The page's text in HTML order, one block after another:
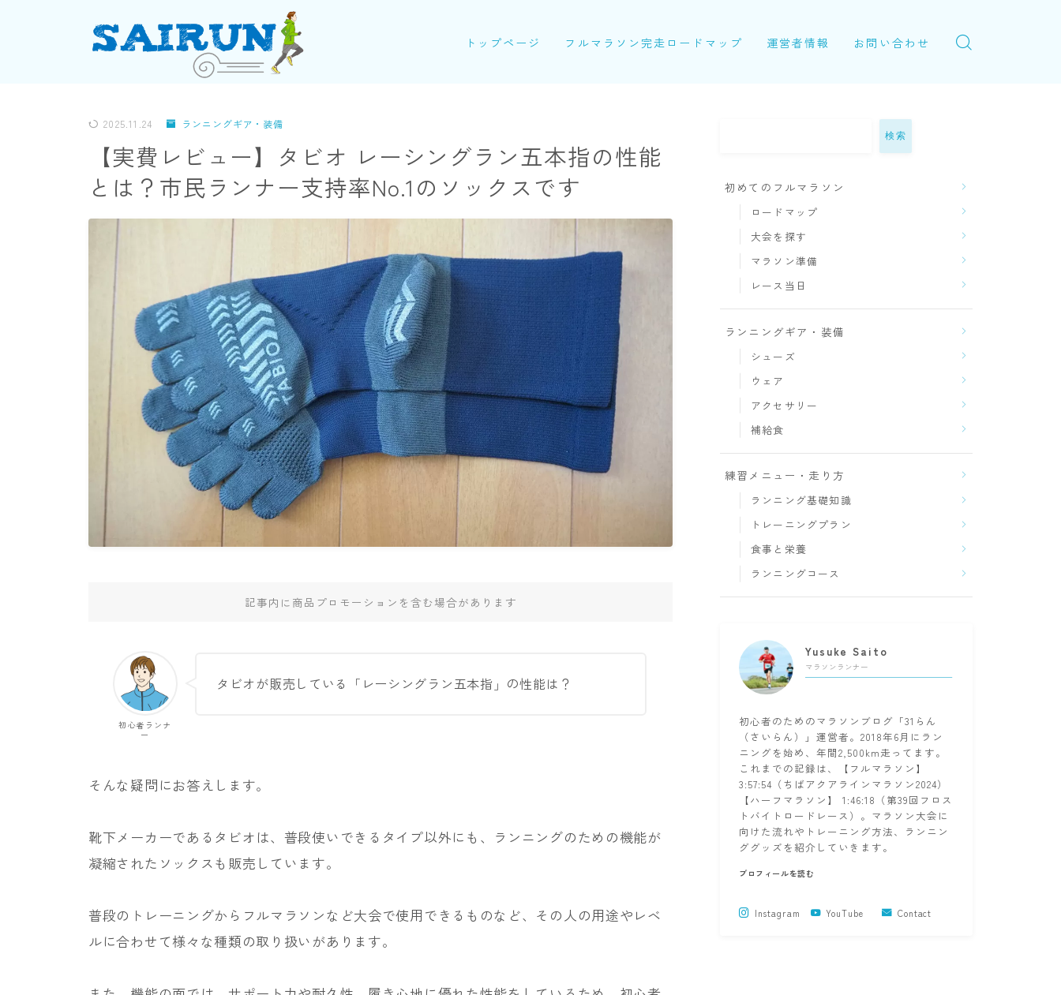
トップページ フルマラソン完走ロードマップ 運営者情報 お問い合わせ
2025.11.24 ランニングギア・装備
【実費レビュー】タビオ レーシングラン五本指の性能
とは？市民ランナー支持率No.1のソックスです
記事内に商品プロモーションを含む場合があります
初心者ランナ
ー
タビオが販売している「レーシングラン五本指」の性能は？
そんな疑問にお答えします。
靴下メーカーであるタビオは、普段使いできるタイプ以外にも、ランニングのための機能が
凝縮されたソックスも販売しています。
普段のトレーニングからフルマラソンなど大会で使用できるものなど、その人の用途やレベ
ルに合わせて様々な種類の取り扱いがあります。
検索
初めてのフルマラソン
ロードマップ
大会を探す
マラソン準備
レース当日
ランニングギア・装備
シューズ
ウェア
アクセサリー
補給食
練習メニュー・走り方
ランニング基礎知識
トレーニングプラン
食事と栄養
ランニングコース
Yusuke Saito
マラソンランナー
初心者のためのマラソンブログ「31らん
（さいらん）」運営者。2018年6月にラン
ニングを始め、年間2,500km走ってます。
これまでの記録は、【フルマラソン】
3:57:54（ちばアクアラインマラソン2024）
【ハーフマラソン】 1:46:18（第39回フロス
トバイトロードレース）。マラソン大会に
向けた流れやトレーニング方法、ランニン
ググッズを紹介していきます。
プロフィールを読む
Instagram YouTube Contact